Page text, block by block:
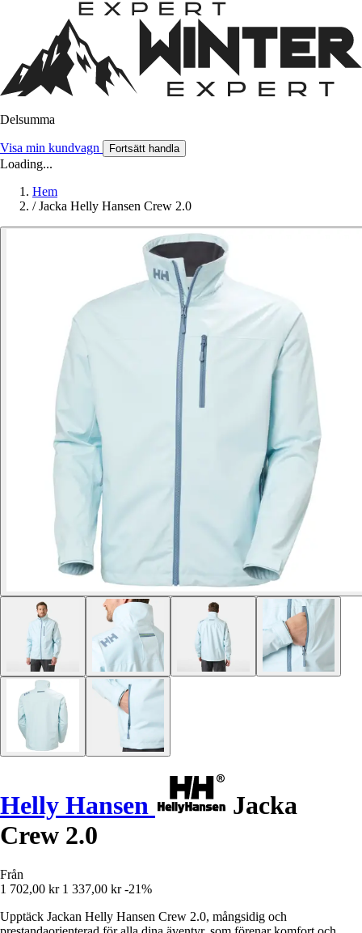
Delsumma
Visa min kundvagn Fortsätt handla
Loading...
Hem
/ Jacka Helly Hansen Crew 2.0
Helly Hansen
Jacka
Crew 2.0
Från
1 702,00 kr 1 337,00 kr -21%
Upptäck Jackan Helly Hansen Crew 2.0, mångsidig och